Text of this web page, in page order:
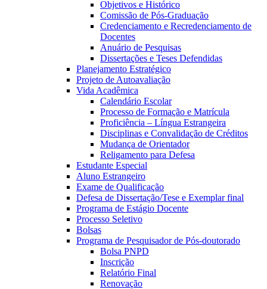
Objetivos e Histórico
Comissão de Pós-Graduação
Credenciamento e Recredenciamento de
Docentes
Anuário de Pesquisas
Dissertações e Teses Defendidas
Planejamento Estratégico
Projeto de Autoavaliação
Vida Acadêmica
Calendário Escolar
Processo de Formação e Matrícula
Proficiência – Língua Estrangeira
Disciplinas e Convalidação de Créditos
Mudança de Orientador
Religamento para Defesa
Estudante Especial
Aluno Estrangeiro
Exame de Qualificação
Defesa de Dissertação/Tese e Exemplar final
Programa de Estágio Docente
Processo Seletivo
Bolsas
Programa de Pesquisador de Pós-doutorado
Bolsa PNPD
Inscrição
Relatório Final
Renovação